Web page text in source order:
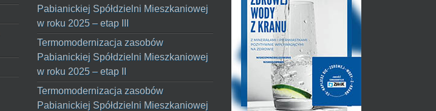
Pabianickiej Spółdzielni Mieszkaniowej
w roku 2025 – etap III
Termomodernizacja zasobów
Pabianickiej Spółdzielni Mieszkaniowej
w roku 2025 – etap II
Termomodernizacja zasobów
Pabianickiej Spółdzielni Mieszkaniowej